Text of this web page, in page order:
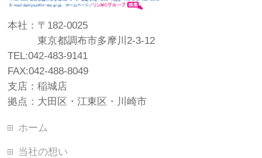
本社：〒182-0025
東京都調布市多摩川2-3-12
TEL:042-483-9141
FAX:042-488-8049
支店：稲城店
拠点：大田区・江東区・川崎市
ホーム
当社の想い